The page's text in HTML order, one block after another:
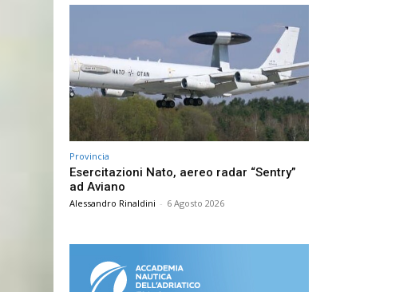
Provincia
Esercitazioni Nato, aereo radar “Sentry”
ad Aviano
Alessandro Rinaldini - 6 Agosto 2026